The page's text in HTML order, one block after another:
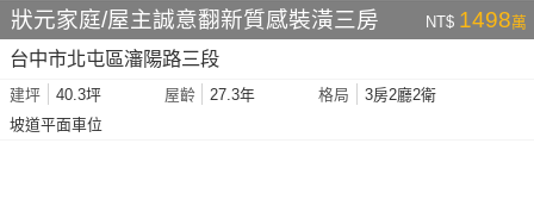
狀元家庭/屋主誠意翻新質感裝潢三房 NT$ 1498萬
台中市北屯區瀋陽路三段
建坪 40.3坪 屋齡 27.3年 格局
3房2廳2衛
坡道平面車位